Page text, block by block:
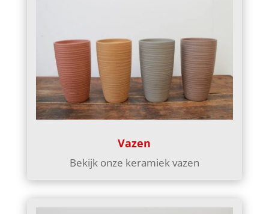
Vazen
Bekijk onze keramiek vazen